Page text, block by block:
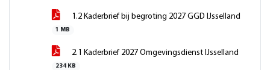
1.2 Kaderbrief bij begroting 2027 GGD IJsselland
1 MB
2.1 Kaderbrief 2027 Omgevingsdienst IJsselland
234 KB